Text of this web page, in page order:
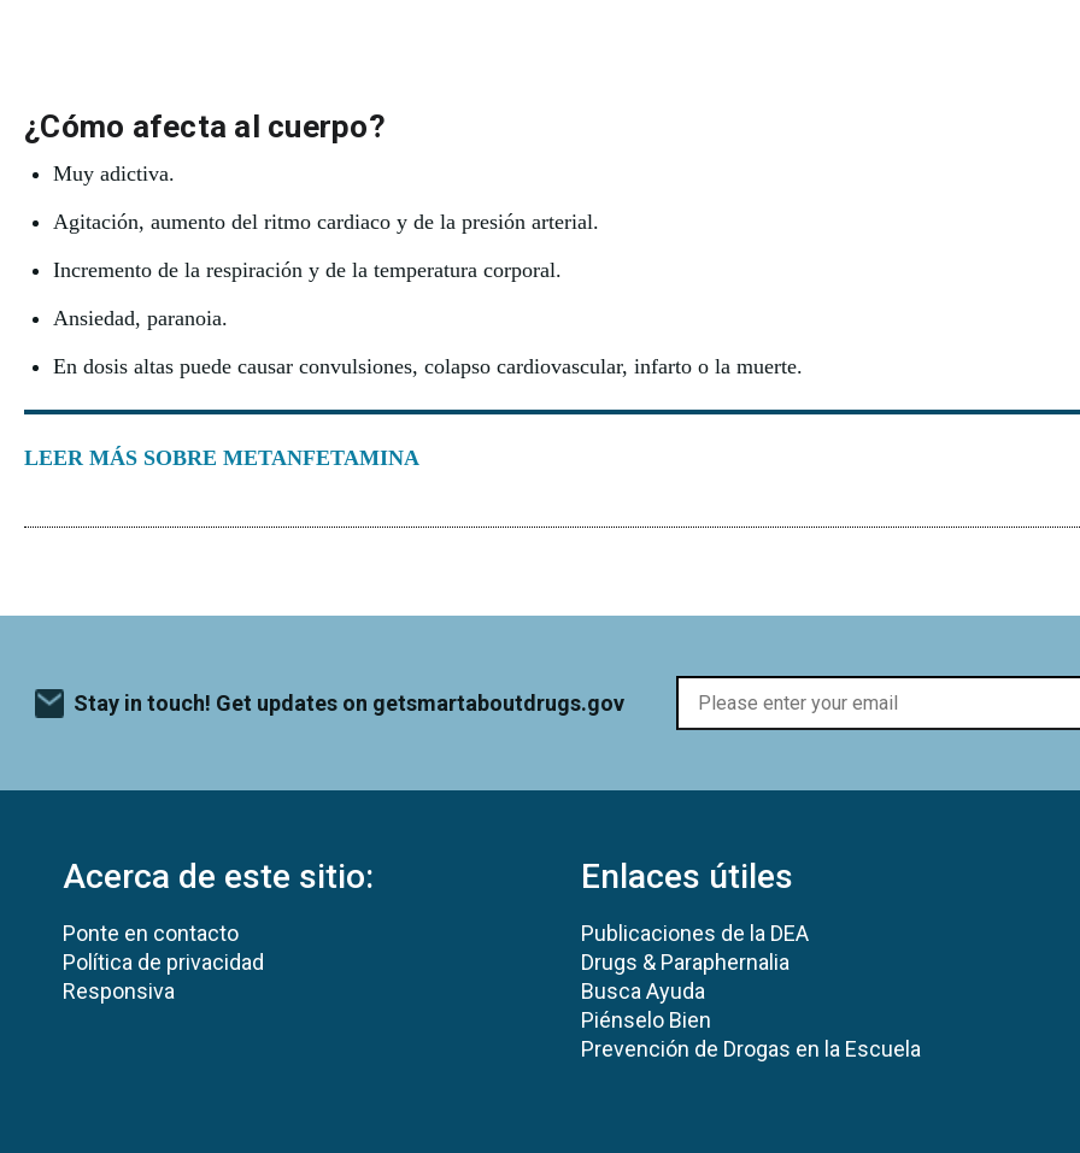
¿Cómo afecta al cuerpo?
Muy adictiva.
Agitación, aumento del ritmo cardiaco y de la presión arterial.
Incremento de la respiración y de la temperatura corporal.
Ansiedad, paranoia.
En dosis altas puede causar convulsiones, colapso cardiovascular, infarto o la muerte.
LEER MÁS SOBRE METANFETAMINA
Stay in touch! Get updates on getsmartaboutdrugs.gov
Acerca de este sitio:
Ponte en contacto
Política de privacidad
Responsiva
Enlaces útiles
Publicaciones de la DEA
Drugs & Paraphernalia
Busca Ayuda
Piénselo Bien
Prevención de Drogas en la Escuela